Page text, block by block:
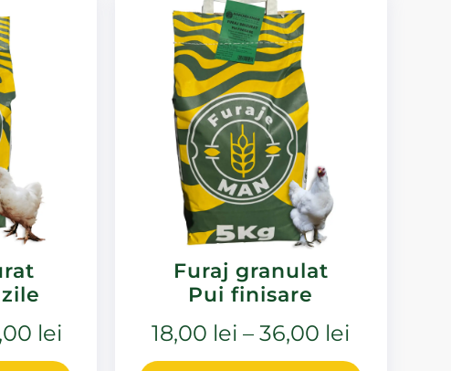
lei
Furaj granulat
Pui finisare
18,00 lei – 36,00 lei